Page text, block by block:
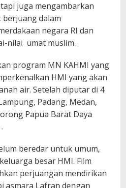
juga mengambarkan
dalam
negara RI dan
nilai umat muslim.
program MN KAHMI yang
HMI yang akan
air. Setelah diputar di 4
Padang, Medan,
Papua Barat Daya
beredar untuk umum,
besar HMI. Film
perjuangan mendirikan
asmara Lafran dengan